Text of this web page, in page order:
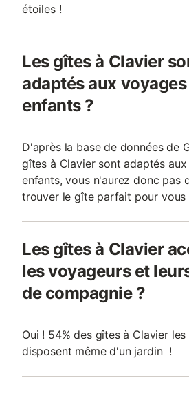
étoiles !
Les gîtes à Clavier
adaptés aux
enfants ?
D'après la base de données de
gîtes à Clavier sont adaptés
enfants, vous n'aurez donc pas
trouver le gîte parfait pour vous
Les gîtes à Clavier
les voyageurs et
de compagnie ?
Oui ! 54% des gîtes à Clavier
disposent même d'un jardin !